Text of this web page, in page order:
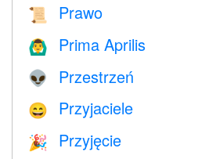
📜 Prawo
🙆‍♂️ Prima Aprilis
👽 Przestrzeń
😄 Przyjaciele
🎉 Przyjęcie